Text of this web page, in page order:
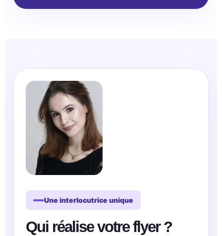
Une interlocutrice unique
Qui réalise votre flyer ?